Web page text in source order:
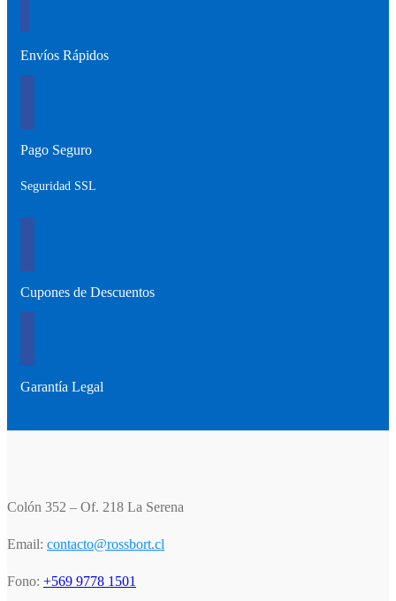
Envíos Rápidos
Pago Seguro
Seguridad SSL
Cupones de Descuentos
Garantía Legal
Colón 352 – Of. 218 La Serena
Email: contacto@rossbort.cl
Fono: +569 9778 1501